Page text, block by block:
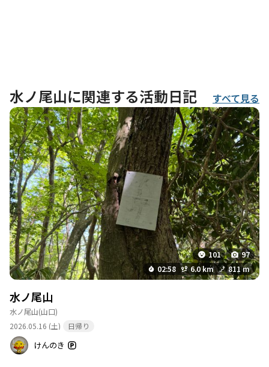
水ノ尾山に関連する活動日記 すべて見る
101
97
02:58
6.0 km 811 m
水ノ尾山
水ノ尾山(山口)
2026.05.16 (土)
日帰り
けんのき